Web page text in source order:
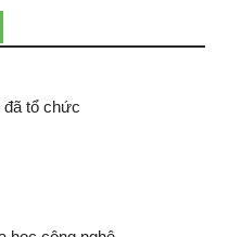
đã tổ chức